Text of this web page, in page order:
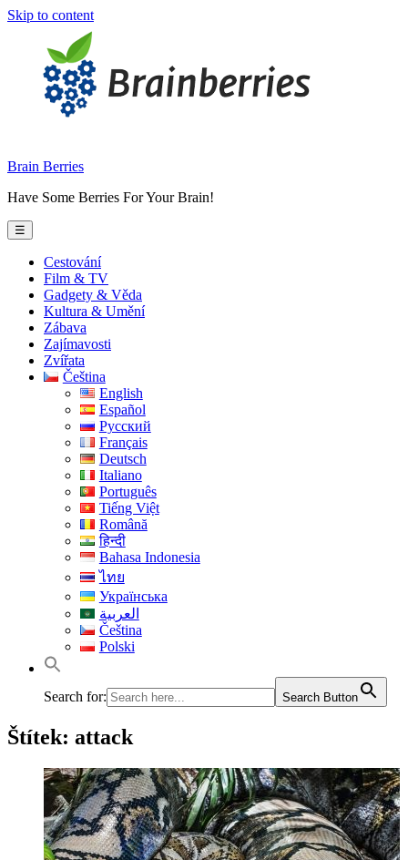
Skip to content
Brain Berries
Have Some Berries For Your Brain!
☰
Cestování
Film & TV
Gadgety & Věda
Kultura & Umění
Zábava
Zajímavosti
Zvířata
Čeština
English
Español
Русский
Français
Deutsch
Italiano
Português
Tiếng Việt
Română
हिन्दी
Bahasa Indonesia
ไทย
Українська
العربية
Čeština
Polski
Search for: Search Button
Štítek: attack